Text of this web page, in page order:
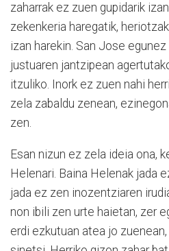
zaharrak ez zuen gupidarik
zekenkeria haregatik,
izan harekin. San Jose
justuaren jantzipean
itzuliko. Inork ez zuen nahi
zela zabaldu zenean,
zen.
Esan nizun ez zela ideia ona,
Helenari. Baina Helenak jada
jada ez zen inozentziaren
non ibili zen urte haietan, zer
erdi ezkutuan atea jo